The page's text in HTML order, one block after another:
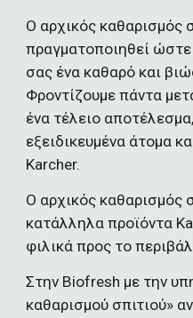
O αρχικός καθαρισμός
πραγματοποιηθεί ώστε
σας ένα καθαρό και
Φροντίζουμε πάντα
ένα τέλειο
εξειδικευμένα άτομα
Karcher.
Ο αρχικός καθαρισμός
κατάλληλα προϊόντα
φιλικά προς το
Στην Biofresh με την
καθαρισμού σπιτιού»